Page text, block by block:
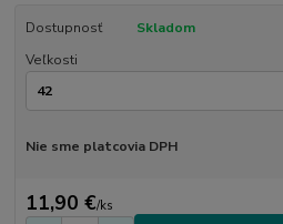
Dostupnosť
Skladom
Veľkosti
Nie sme platcovia DPH
11,90 €/ks